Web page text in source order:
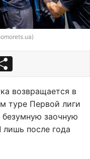
возвращается в
туре Первой лиги
безумную заочную
после года